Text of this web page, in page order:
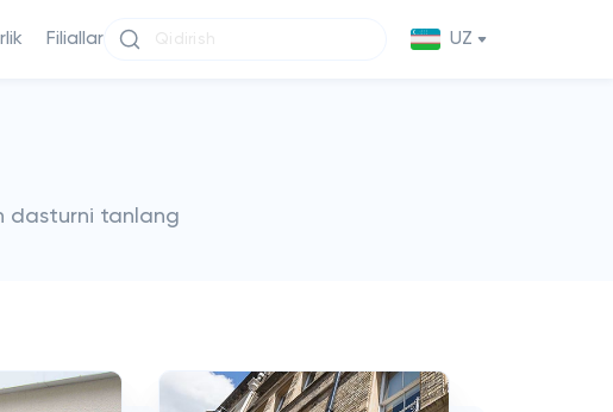
Filiallar UZ
dasturni tanlang